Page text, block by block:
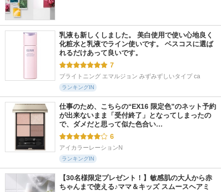
乳液も新しくしました。 美白使用で使い心地良く
化粧水と乳液でライン使いです。 ベスコスに選ば
れるだけあって良いです。
7
ブライトニング エマルジョン みずみずしいタイプ ca
ランキングIN
仕事のため、こちらの“EX16 限定色”のネット予約
が出来ないまま「受付終了」となってしまったの
で、ダメだと思って似た色合い…
6
アイカラーレーションN
ランキングIN
【30名様限定プレゼント！】敏感肌の大人から赤
ちゃんまで使える♪ママ＆キッズ スムースヘアミ